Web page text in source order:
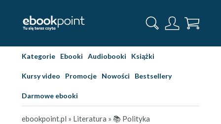
Kategorie Ebooki Audiobooki Książki
Kursy video Promocje Nowości Bestsellery
Darmowe ebooki
ebookpoint.pl » Literatura » 📚 Polityka